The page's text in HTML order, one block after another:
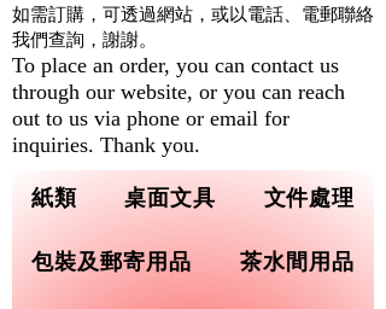
紙類 桌面文具 文件處理
包裝及郵寄用品 茶水間用品
如需訂購，可透過網站，或以電話、電郵聯絡
我們查詢， 謝謝。
To place an order, you can contact us
through our website, or you can reach
out to us via phone or email for
inquiries. Thank you.